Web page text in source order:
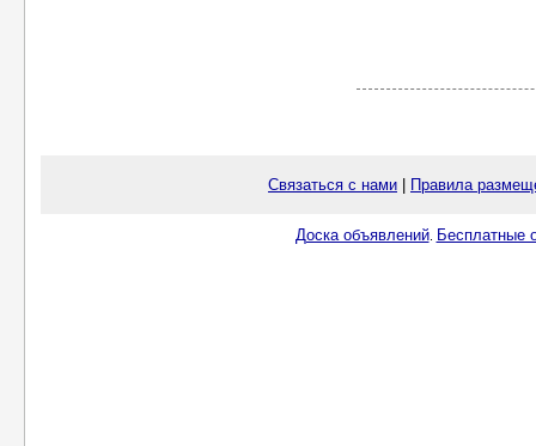
Связаться с нами Правила
Доска объявлений. Бесплатные